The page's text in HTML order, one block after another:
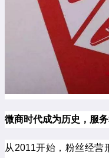
微商时代成为历史，服
从2011开始，粉丝经营